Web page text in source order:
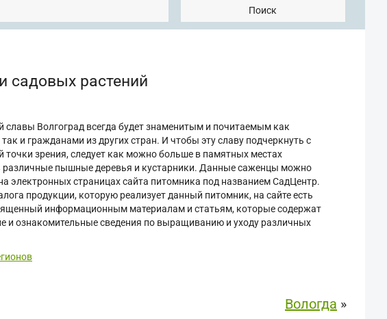
Поиск
садовых растений
славы Волгоград всегда будет знаменитым и почитаемым как
и гражданами из других стран. И чтобы эту славу подчеркнуть с
точки зрения, следует как можно больше в памятных местах
пышные деревья и кустарники. Данные саженцы можно
электронных страницах сайта питомника под названием СадЦентр.
продукции, которую реализует данный питомник, на сайте есть
информационным материалам и статьям, которые содержат
и ознакомительные сведения по выращиванию и уходу различных
Вологда »